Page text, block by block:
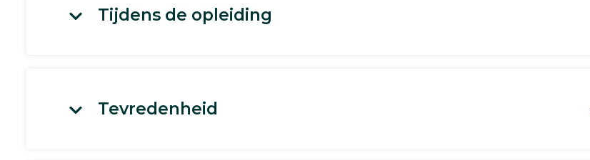
Tijdens de opleiding
Tevredenheid